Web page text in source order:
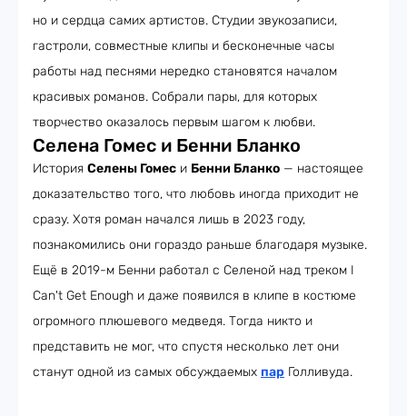
но и сердца самих артистов. Студии звукозаписи,
гастроли, совместные клипы и бесконечные часы
работы над песнями нередко становятся началом
красивых романов. Собрали пары, для которых
творчество оказалось первым шагом к любви.
Селена Гомес и Бенни Бланко
История Селены Гомес и Бенни Бланко — настоящее
доказательство того, что любовь иногда приходит не
сразу. Хотя роман начался лишь в 2023 году,
познакомились они гораздо раньше благодаря музыке.
Ещё в 2019-м Бенни работал с Селеной над треком I
Can't Get Enough и даже появился в клипе в костюме
огромного плюшевого медведя. Тогда никто и
представить не мог, что спустя несколько лет они
станут одной из самых обсуждаемых пар Голливуда.